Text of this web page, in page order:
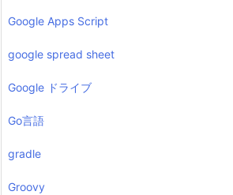
Google Apps Script
google spread sheet
Google ドライブ
Go言語
gradle
Groovy